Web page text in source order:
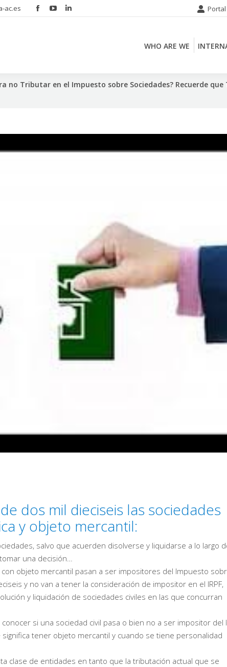
ac.es
Facebook
window
YouTube
window
Linkedin
window
WHO ARE WE
no Tributar en el Impuesto sobre Sociedades? Recuerde que
dos mil dieciseis las sociedades
y objeto mercantil:
salvo que acuerden disolverse y liquidarse a lo largo
una decisión…
objeto mercantil pasan a ser impositores del Impuesto
y no van a tener la consideración de impositor en el IRPF,
y liquidación de sociedades civiles en las que concurran
si una sociedad civil pasa o bien no a ser impositor del
tener objeto mercantil y cuando se tiene personalidad
clase de entidades en tanto que la tributación actual que se